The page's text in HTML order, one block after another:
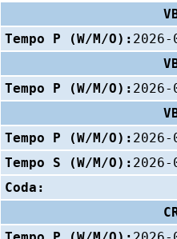
Tempo P (W/M/O):
Tempo P (W/M/O):
Tempo P (W/M/O):
Tempo S (W/M/O):
Coda: